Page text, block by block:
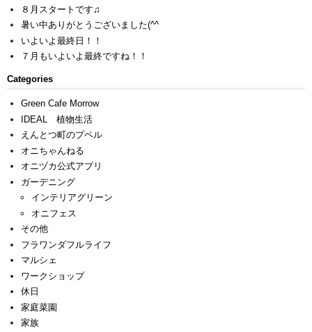
８月スタートです♫
暑い中ありがとうございました(^^ゞ
いよいよ最終日！！
７月もいよいよ最終ですね！！
Categories
Green Cafe Morrow
IDEAL 植物生活
えんとつ町のプペル
オニちゃんねる
オニヅカ公式アプリ
ガーデニング
インテリアグリーン
オニフェス
その他
フラワンダフルライフ
マルシェ
ワークショップ
休日
家庭菜園
家族